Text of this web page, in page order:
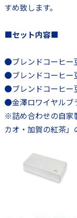
すめ致します。
■セット内容■
●ブレンドコーヒー
●ブレンドコーヒー
●ブレンドコーヒー
●金澤ロワイヤルブ
※詰め合わせの自家
カオ・加賀の紅茶」